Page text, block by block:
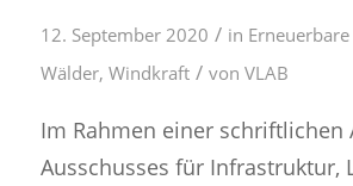
12. September 2020 / in
Wälder, Windkraft / von VLAB
Im Rahmen einer schriftlichen
Ausschusses für Infrastruktur,